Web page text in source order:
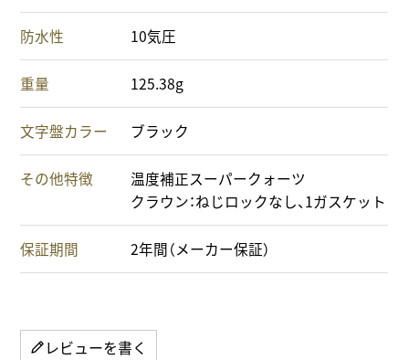
防水性 10気圧
重量 125.38g
文字盤カラー ブラック
その他特徴
温度補正スーパークォーツ
クラウン：ねじロックなし、1ガスケット
保証期間 2年間（メーカー保証）
レビューを書く